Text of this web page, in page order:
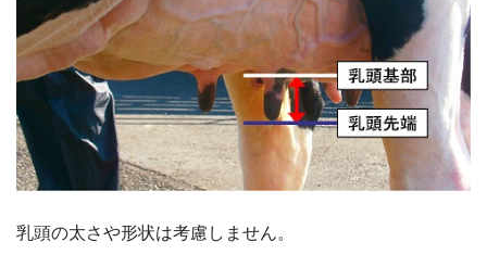
乳頭の太さや形状は考慮しません。